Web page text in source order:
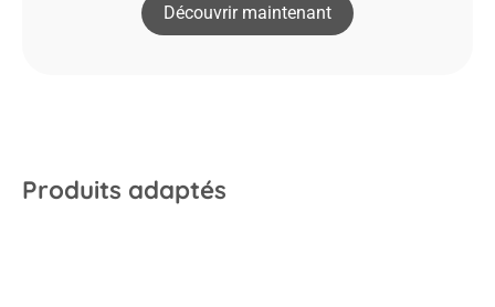
Découvrir maintenant
Produits adaptés